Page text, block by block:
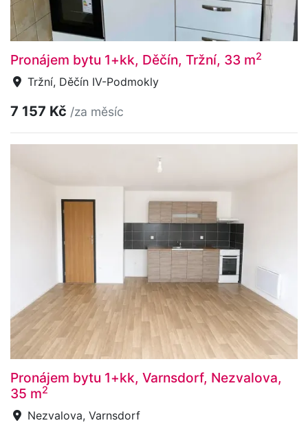
Pronájem bytu 1+kk, Děčín, Tržní, 33 m2
Tržní, Děčín IV-Podmokly
7 157 Kč /za měsíc
Pronájem bytu 1+kk, Varnsdorf, Nezvalova,
35 m2
Nezvalova, Varnsdorf